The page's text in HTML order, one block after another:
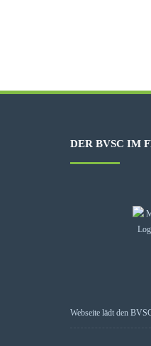
DER BVSC IM
Webseite lädt den